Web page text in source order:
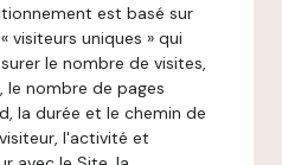
est basé sur
visiteurs uniques » qui
le nombre de visites,
le nombre de pages
la durée et le chemin de
l'activité et